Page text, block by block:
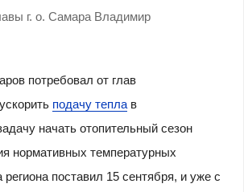
г. о. Самара Владимир
потребовал от глав
подачу теплав
начать отопительный сезон
нормативных температурных
региона поставил 15 сентября, и уже с